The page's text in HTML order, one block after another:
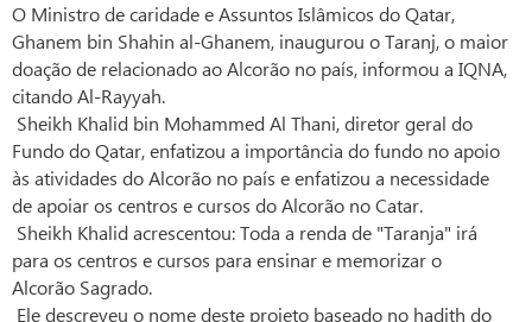
O Ministro de caridade e Assuntos Islâmicos do Qatar,
Ghanem bin Shahin al-Ghanem, inaugurou o Taranj, o maior
doação de relacionado ao Alcorão no país, informou a IQNA,
citando Al-Rayyah.
Sheikh Khalid bin Mohammed Al Thani, diretor geral do
Fundo do Qatar, enfatizou a importância do fundo no apoio
às atividades do Alcorão no país e enfatizou a necessidade
de apoiar os centros e cursos do Alcorão no Catar.
Sheikh Khalid acrescentou: Toda a renda de "Taranja" irá
para os centros e cursos para ensinar e memorizar o
Alcorão Sagrado.
Ele descreveu o nome deste projeto baseado no hadith do